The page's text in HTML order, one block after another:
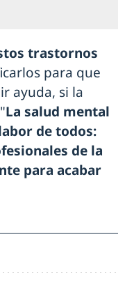
trastornos
para que
ayuda, si la
La salud mental
de todos:
de la
para acabar